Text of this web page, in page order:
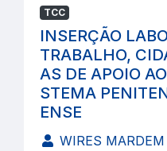
TCC
INSERÇÃO
TRABALHO,
AS DE APOIO
STEMA
ENSE
WIRES